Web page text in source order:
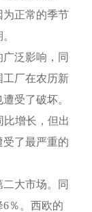
为正常的季节
泛影响，同
工厂在农历新
受了破坏。
增长，但出
了最严重的
大市场。同
％。西欧的